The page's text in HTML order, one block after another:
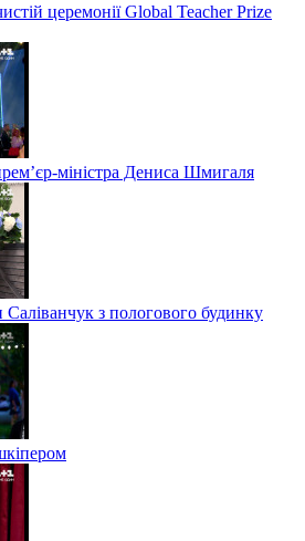
церемонії Global Teacher Prize
міністра Дениса Шмигаля
з пологового будинку